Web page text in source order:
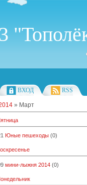
ВХОД RSS
» Март
Юные пешеходы (0)
мини-лыжня 2014 (0)